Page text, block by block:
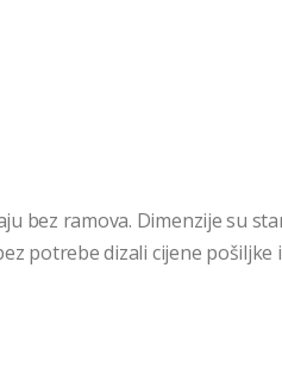
bez ramova. Dimenzije su
potrebe dizali cijene